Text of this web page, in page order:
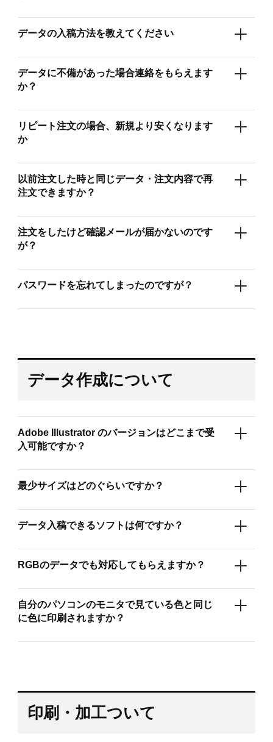
データの入稿方法を教えてください
データに不備があった場合連絡をもらえます
か？
リピート注文の場合、新規より安くなります
か
以前注文した時と同じデータ・注文内容で再
注文できますか？
注文をしたけど確認メールが届かないのです
が？
パスワードを忘れてしまったのですが？
データ作成について
Adobe Illustrator のバージョンはどこまで受
入可能ですか？
最少サイズはどのぐらいですか？
データ入稿できるソフトは何ですか？
RGBのデータでも対応してもらえますか？
自分のパソコンのモニタで見ている色と同じ
に色に印刷されますか？
印刷・加工ついて